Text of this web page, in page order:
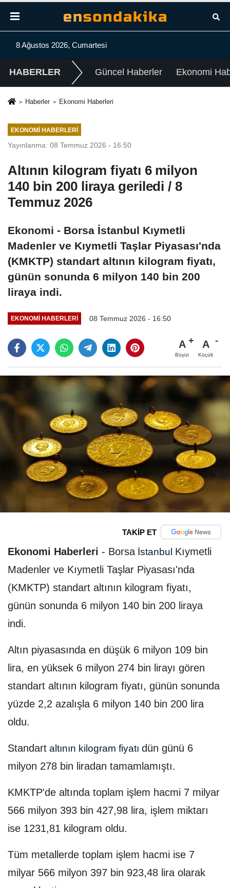
8 Ağustos 2026, Cumartesi
HABERLER Güncel Haberler Ekonomi
Haberler Ekonomi Haberleri
EKONOMI HABERLERI
Yayınlanma: 08 Temmuz 2026 - 16:50
Altının kilogram fiyatı 6 milyon
140 bin 200 liraya geriledi / 8
Temmuz 2026
Ekonomi - Borsa İstanbul Kıymetli
Madenler ve Kıymetli Taşlar Piyasası'nda
(KMKTP) standart altının kilogram fiyatı,
günün sonunda 6 milyon 140 bin 200
liraya indi.
EKONOMI HABERLERI 08 Temmuz 2026 - 16:50
A
Büyüt
A
Küçült
TAKİP ET
Ekonomi Haberleri - Borsaİstanbul Kıymetli
Madenler ve Kıymetli Taşlar Piyasası'nda
(KMKTP) standart altının kilogram fiyatı,
günün sonunda 6 milyon 140 bin 200 liraya
indi.
Altın piyasasında en düşük 6 milyon 109 bin
lira, en yüksek 6 milyon 274 bin lirayı gören
standart altının kilogram fiyatı, günün sonunda
yüzde 2,2 azalışla 6 milyon 140 bin 200 lira
oldu.
Standart altının kilogram fiyatı dün günü 6
milyon 278 bin liradan tamamlamıştı.
KMKTP'de altında toplam işlem hacmi 7 milyar
566 milyon 393 bin 427,98 lira, işlem miktarı
ise 1231,81 kilogram oldu.
Tüm metallerde toplam işlem hacmi ise 7
milyar 566 milyon 397 bin 923,48 lira olarak